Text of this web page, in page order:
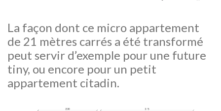
La façon dont ce micro appartement
de 21 mètres carrés a été transformé
peut servir d’exemple pour une future
tiny, ou encore pour un petit
appartement citadin.